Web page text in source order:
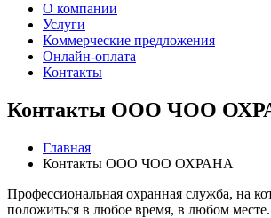
О компании
Услуги
Коммерческие предложения
Онлайн-оплата
Контакты
Контакты ООО ЧОО
Главная
Контакты ООО ЧОО ОХРАНА
Профессиональная охранная служба, на
положиться в любое время, в любом месте.